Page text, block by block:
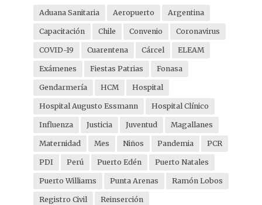
Aduana Sanitaria Aeropuerto Argentina
Capacitación Chile Convenio Coronavirus
COVID-19 Cuarentena Cárcel ELEAM
Exámenes Fiestas Patrias Fonasa
Gendarmería HCM Hospital
Hospital Augusto Essmann Hospital Clínico
Influenza Justicia Juventud Magallanes
Maternidad Mes Niños Pandemia PCR
PDI Perú Puerto Edén Puerto Natales
Puerto Williams Punta Arenas Ramón Lobos
Registro Civil Reinserción